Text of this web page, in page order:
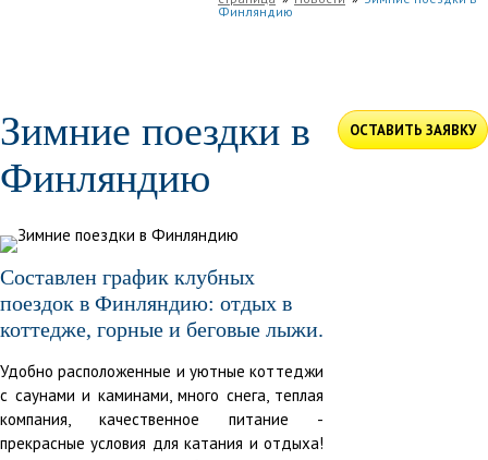
ОСТАВИТЬ ЗАЯВКУ
Финляндию
Зимние поездки в
Финляндию
Составлен график клубных
поездок в Финляндию: отдых в
коттедже, горные и беговые лыжи.
Удобно расположенные и уютные коттеджи
с саунами и каминами, много снега, теплая
компания, качественное питание -
прекрасные условия для катания и отдыха!